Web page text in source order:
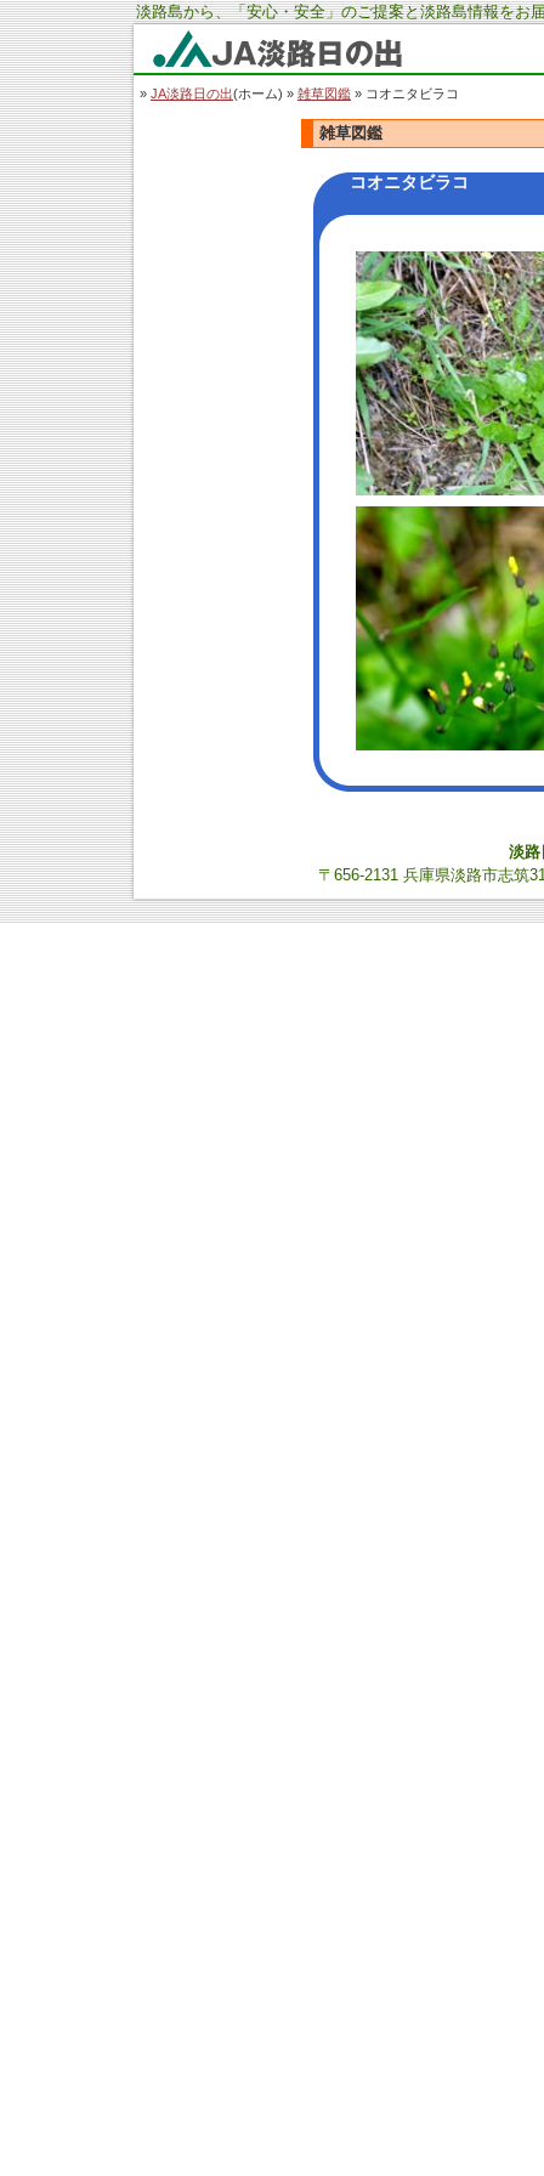
淡路島から、「安心・安全」のご提案と淡路島情報をお
JA淡路日の出
» JA淡路日の出(ホーム) » 雑草図鑑 » コオニタビラコ
雑草図鑑
コオニタビラコ
淡路
〒656-2131 兵庫県淡路市志筑